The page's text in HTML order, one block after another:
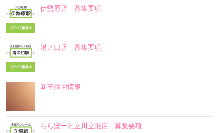
伊勢原店 募集要項
溝ノ口店 募集要項
新卒採用情報
ららぽーと立川立飛店 募集要項